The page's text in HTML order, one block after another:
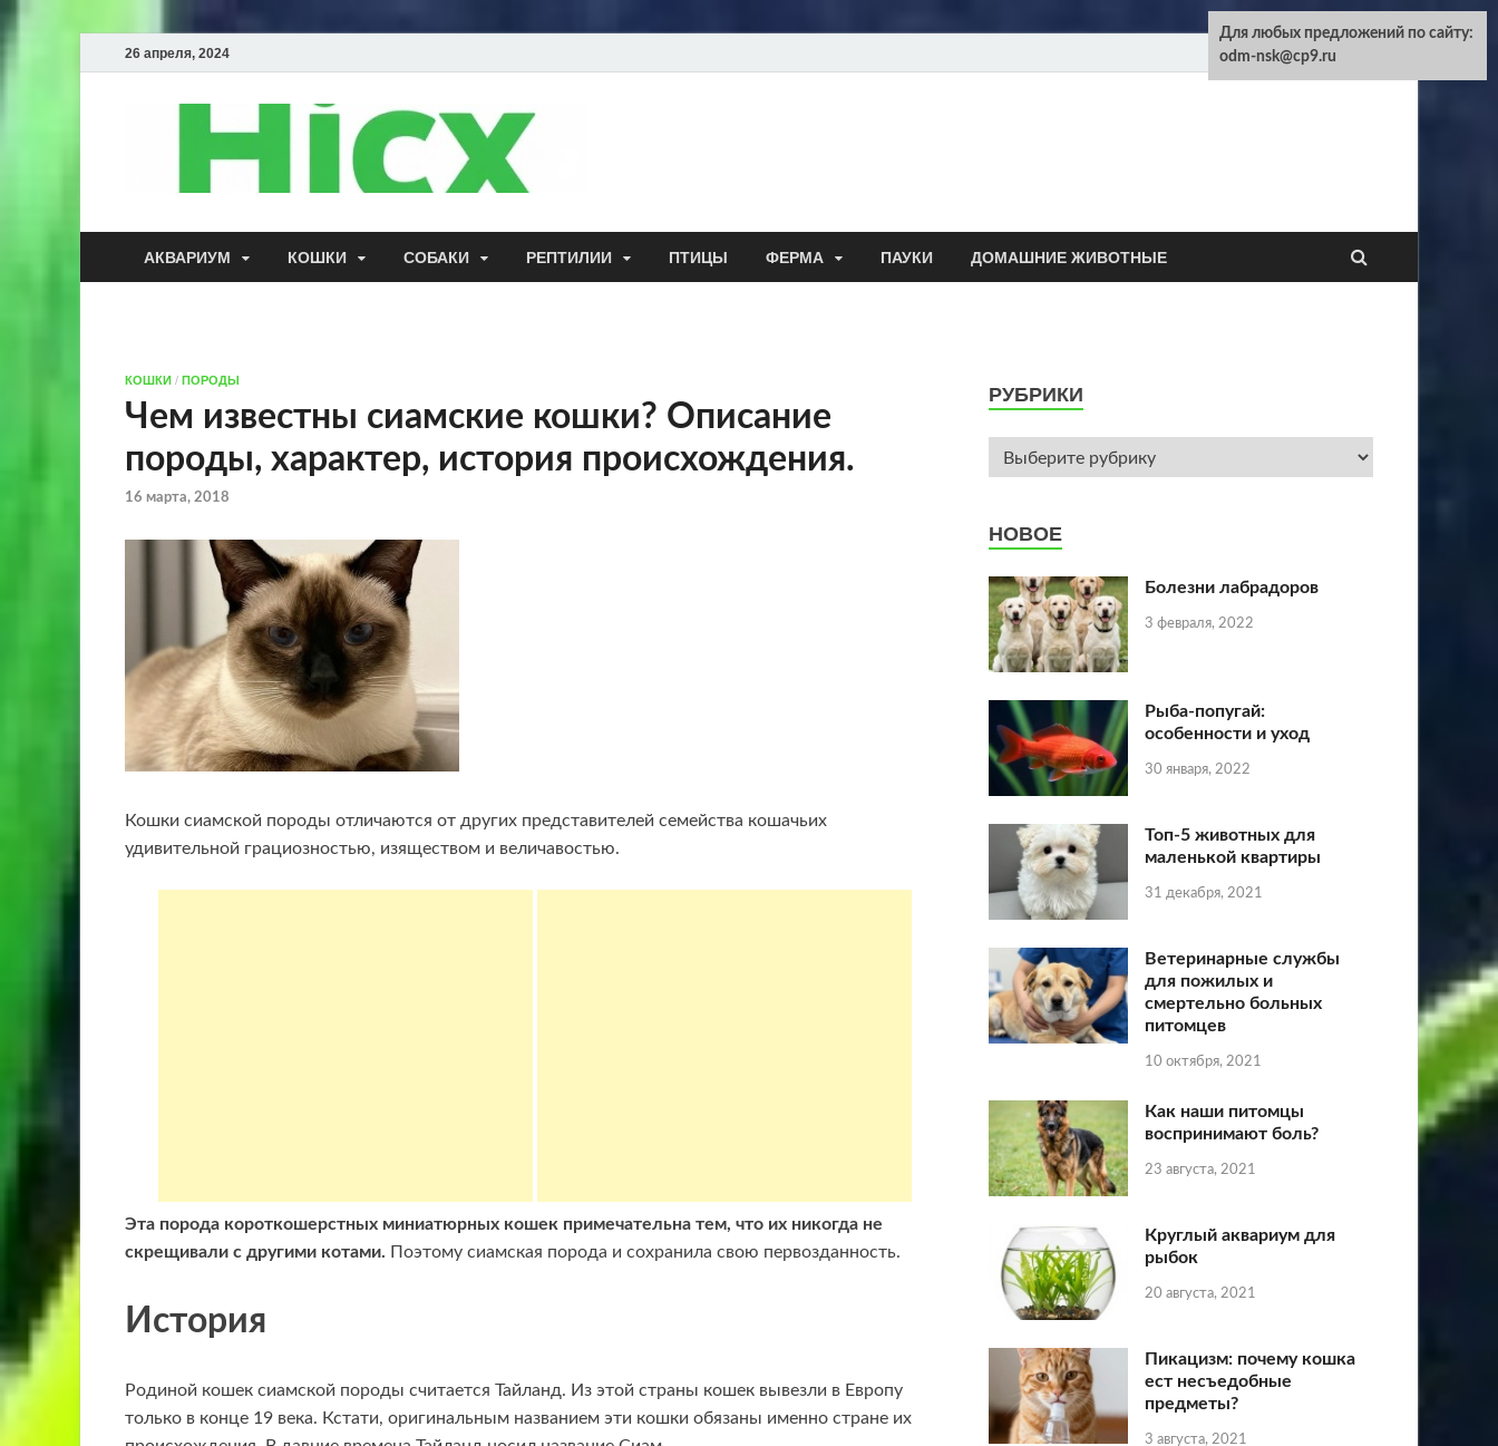
26 апреля, 2024
АКВАРИУМ КОШКИ СОБАКИ РЕПТИЛИИ ПТИЦЫ ФЕРМА ПАУКИ ДОМАШНИЕ ЖИВОТНЫЕ
КОШКИ / ПОРОДЫ
Чем известны сиамские кошки? Описание
породы, характер, история происхождения.
16 марта, 2018
Кошки сиамской породы отличаются от других представителей семейства кошачьих
удивительной грациозностью, изяществом и величавостью.
Эта порода короткошерстных миниатюрных кошек примечательна тем, что их никогда не
скрещивали с другими котами. Поэтому сиамская порода и сохранила свою первозданность.
История
Родиной кошек сиамской породы считается Тайланд. Из этой страны кошек вывезли в Европу
только в конце 19 века. Кстати, оригинальным названием эти кошки обязаны именно стране их
РУБРИКИ
НОВОЕ
Болезни лабрадоров
3 февраля, 2022
Рыба-попугай:
особенности и уход
30 января, 2022
Топ-5 животных для
маленькой квартиры
31 декабря, 2021
Ветеринарные службы
для пожилых и
смертельно больных
питомцев
10 октября, 2021
Как наши питомцы
воспринимают боль?
23 августа, 2021
Круглый аквариум для
рыбок
20 августа, 2021
Пикацизм: почему кошка
ест несъедобные
предметы?
3 августа, 2021
Для любых предложений по сайту:
odm-nsk@cp9.ru